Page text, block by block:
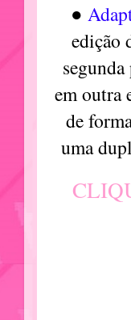
●
edição
em outra
de
uma